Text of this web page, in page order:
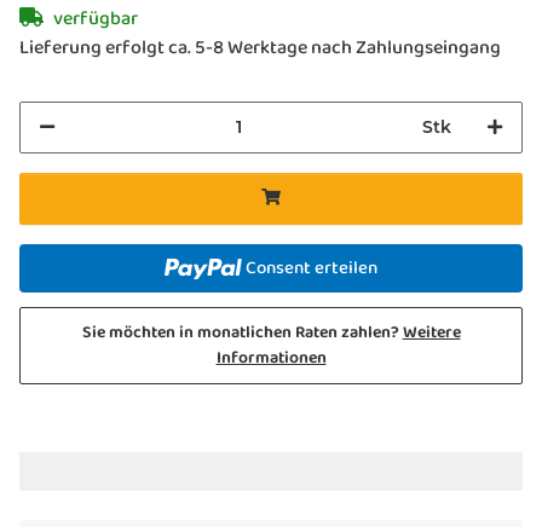
verfügbar
Lieferung erfolgt ca. 5-8 Werktage nach Zahlungseingang
Stk
Consent erteilen
Sie möchten in monatlichen Raten zahlen?Weitere
Informationen